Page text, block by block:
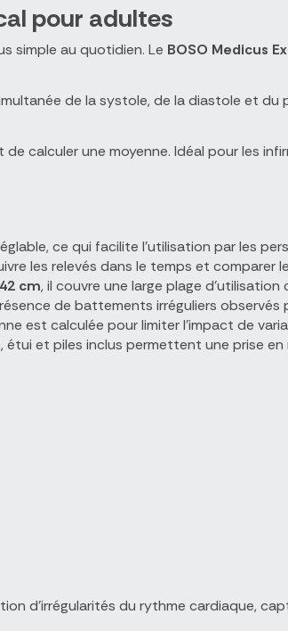
pour adultes
simple au quotidien. Le BOSO Medicus
de la systole, de la diastole et du
calculer une moyenne. Idéal pour les
ce qui facilite l'utilisation par les
les relevés dans le temps et comparer
cm, il couvre une large plage d'utilisation
de battements irréguliers observés
est calculée pour limiter l'impact de
et piles inclus permettent une prise en
d'irrégularités du rythme cardiaque,